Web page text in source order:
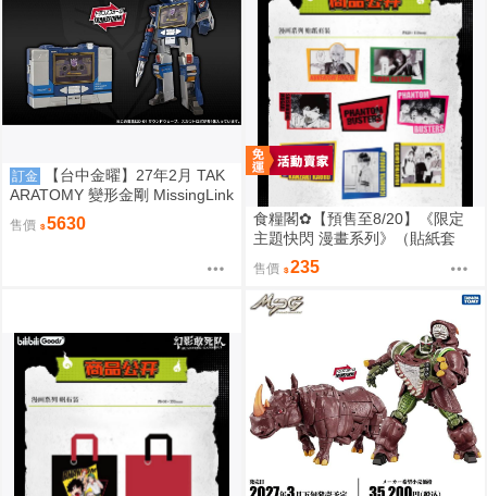
訂金
【台中金曜】27年2月 TAK
ARATOMY 變形金剛 MissingLink
D01 音波 聲波 玩具色 0828
售價 5630
食糧閣✿【預售至8/20】《限定
主題快閃 漫畫系列》（貼紙套
裝）惡靈剋星／幻影敢死隊／主
題快閃／宍喰野虎落／是岸遊人
／觀崎薰／多聞康太郎／壹宮昊
售價 235